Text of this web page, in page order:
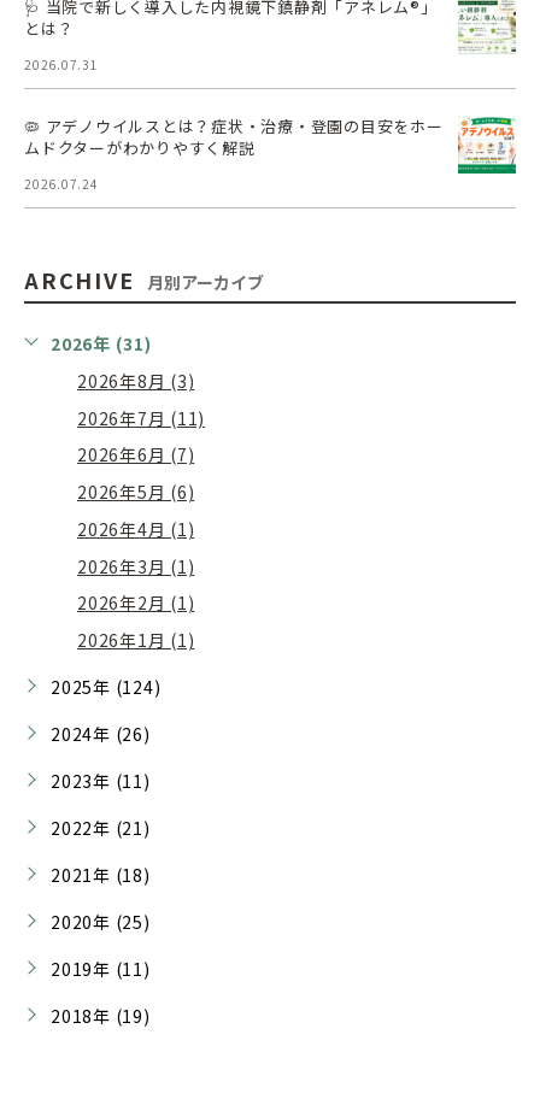
🩺 当院で新しく導入した内視鏡下鎮静剤「アネレム®」
とは？
2026.07.31
🦠 アデノウイルスとは？症状・治療・登園の目安をホー
ムドクターがわかりやすく解説
2026.07.24
ARCHIVE 月別アーカイブ
2026年 (31)
2026年8月 (3)
2026年7月 (11)
2026年6月 (7)
2026年5月 (6)
2026年4月 (1)
2026年3月 (1)
2026年2月 (1)
2026年1月 (1)
2025年 (124)
2024年 (26)
2023年 (11)
2022年 (21)
2021年 (18)
2020年 (25)
2019年 (11)
2018年 (19)